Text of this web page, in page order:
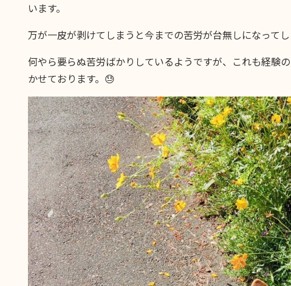
います。
万が一皮が剥けてしまうと今までの苦労が台無しになってし
何やら要らぬ苦労ばかりしているようですが、これも経験
かせております。😓